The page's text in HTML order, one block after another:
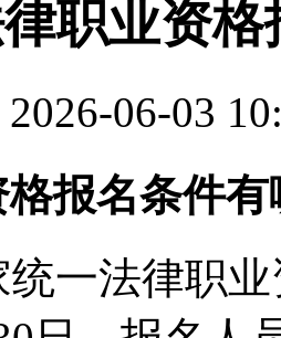
职业资
2026-06-03
报名条件有
统一法律职